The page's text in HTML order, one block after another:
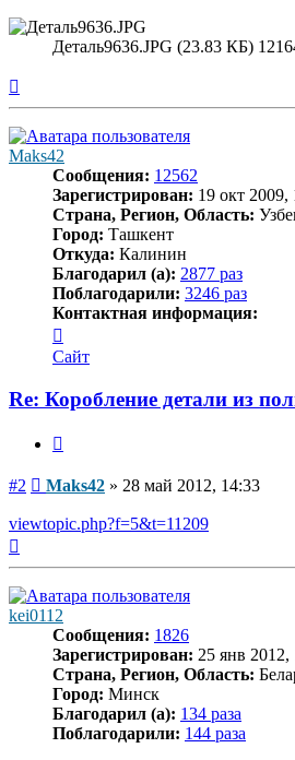
Деталь9636.JPG (23.83 КБ)
Maks42
Сообщения: 12562
Зарегистрирован: 19 окт 2009,
Страна, Регион, Область:
Город: Ташкент
Откуда: Калинин
Благодарил (а): 2877 раз
Поблагодарили: 3246 раз
Контактная информация:
информация
пользователя
Maks42
Сайт
Re: Коробление детали из
#2 Сообщение
Maks42 » 28 май 2012, 14:33
viewtopic.php?f=5&t=11209
kei0112
Сообщения: 1826
Зарегистрирован: 25 янв 2012,
Страна, Регион, Область:
Город: Минск
Благодарил (а): 134 раза
Поблагодарили: 144 раза